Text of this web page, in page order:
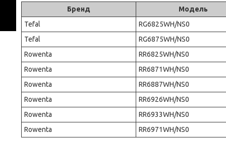
Бренд
Модель
Tefal
RG6825WH/NS0
Tefal
RG6875WH/NS0
Rowenta
RR6825WH/NS0
Rowenta
RR6871WH/NS0
Rowenta
RR6887WH/NS0
Rowenta
RR6926WH/NS0
Rowenta
RR6933WH/NS0
Rowenta
RR6971WH/NS0